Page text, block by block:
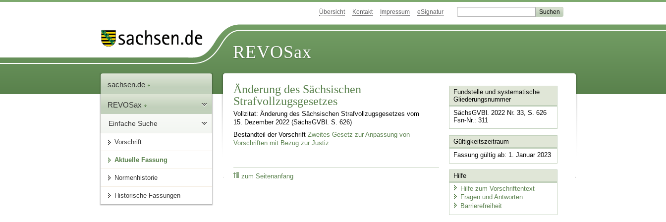
Übersicht Kontakt Impressum eSignatur
REVOSax
sachsen.de
REVOSax
Einfache Suche
Vorschrift
Aktuelle Fassung
Normenhistorie
Historische Fassungen
Änderung des Sächsischen
Strafvollzugsgesetzes
Vollzitat: Änderung des Sächsischen Strafvollzugsgesetzes vom
15. Dezember 2022 (SächsGVBl. S. 626)
Bestandteil der VorschriftZweites Gesetz zur Anpassung von
Vorschriften mit Bezug zur Justiz
zum Seitenanfang
Fundstelle und systematische
Gliederungsnummer
SächsGVBl. 2022 Nr. 33, S. 626
Fsn-Nr.: 311
Gültigkeitszeitraum
Fassung gültig ab: 1. Januar 2023
Hilfe
Hilfe zum Vorschriftentext
Fragen und Antworten
Barrierefreiheit